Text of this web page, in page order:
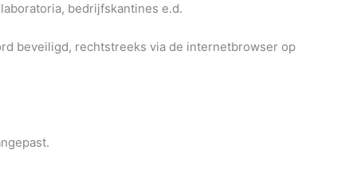
bedrijfskantines e.d.
beveiligd, rechtstreeks via de internetbrowser op